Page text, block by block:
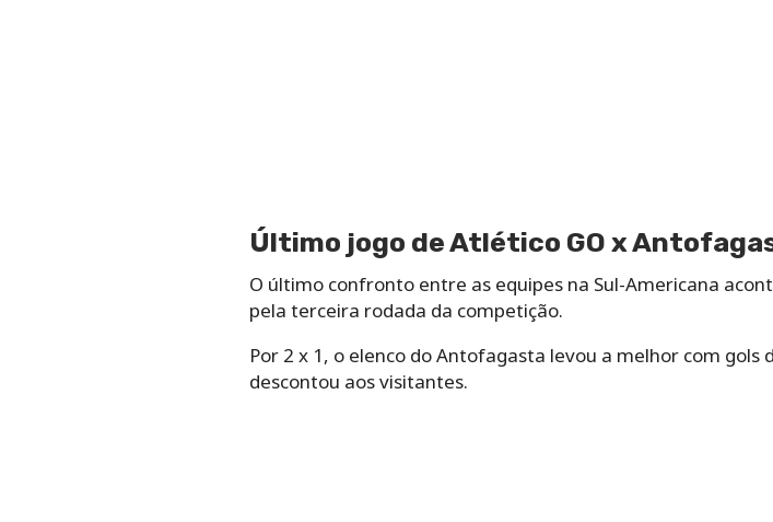
Último jogo de Atlético GO x
O último confronto entre as equipes na Sul-Americana
pela terceira rodada da competição.
Por 2 x 1, o elenco do Antofagasta levou a melhor com gols
descontou aos visitantes.